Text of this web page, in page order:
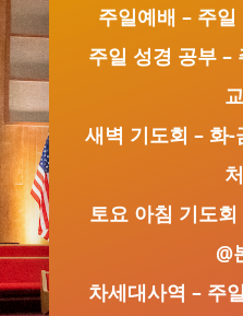
주일예배 – 주
주일 성경 공부 –
새벽 기도회 – 화
토요 아침 기도
@
차세대사역 – 주